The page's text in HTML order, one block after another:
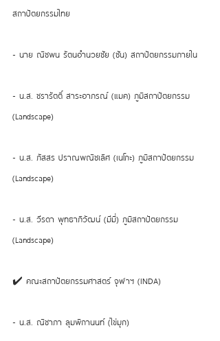
สถาปัตยกรรมไทย
- นาย ณิชพน รัตนอำนวยชัย (ซัน) สถาปัตยกรรมภายใน
- น.ส. ชรารัตติ์ สาระอาภรณ์ (แมค) ภูมิสถาปัตยกรรม
(Landscape)
- น.ส. ภัสสร ปราณพณิชเลิศ (เนโกะ) ภูมิสถาปัตยกรรม
(Landscape)
- น.ส. วีรดา พุทธาภิวัฒน์ (มีมี่) ภูมิสถาปัตยกรรม
(Landscape)
✔️ คณะสถาปัตยกรรมศาสตร์ จุฬาฯ (INDA)
- น.ส. ณิชาภา ลุมพิกานนท์ (ไข่มุก)